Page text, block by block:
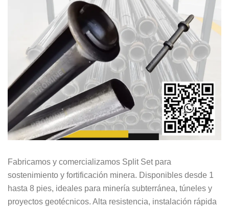
Fabricamos y comercializamos Split Set para
sostenimiento y fortificación minera. Disponibles desde 1
hasta 8 pies, ideales para minería subterránea, túneles y
proyectos geotécnicos. Alta resistencia, instalación rápida